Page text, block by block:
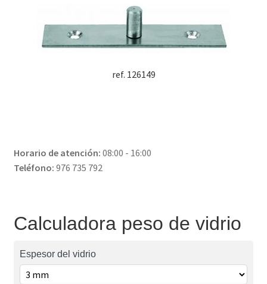
ref. 126149
Horario de atención: 08:00 - 16:00
Teléfono: 976 735 792
Calculadora peso de vidrio
Espesor del vidrio